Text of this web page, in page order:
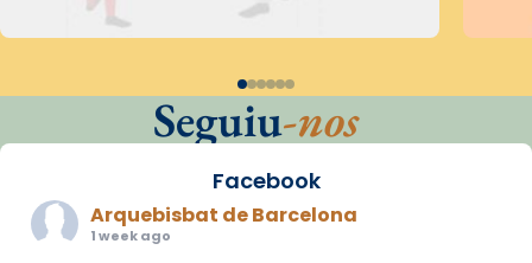
Seguiu-nos
Facebook
Arquebisbat de Barcelona
1 week ago